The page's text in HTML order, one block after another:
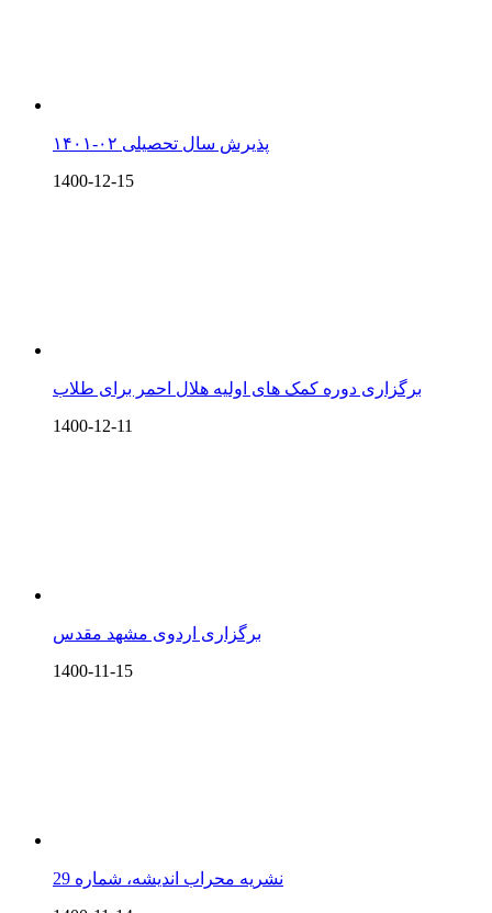
پذیرش سال تحصیلی ۰۲-۱۴۰۱
1400-12-15
برگزاری دوره کمک های اولیه هلال احمر برای طلاب
1400-12-11
برگزاری اردوی مشهد مقدس
1400-11-15
نشریه محراب اندیشه، شماره 29